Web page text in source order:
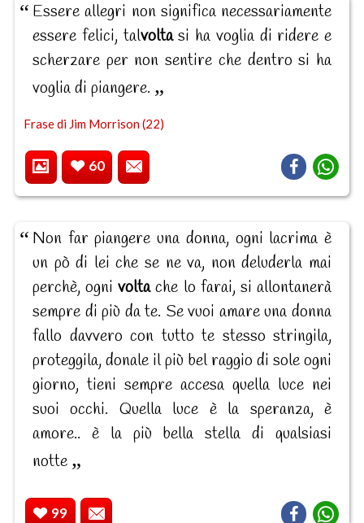
Essere allegri non significa necessariamente
essere felici, talvoltasi ha voglia di ridere e
scherzare per non sentire che dentro si ha
voglia di piangere.
Frase di Jim Morrison (22)
60
Non far piangere una donna, ogni lacrima è
un pò di lei che se ne va, non deluderla mai
perchè, ognivoltache lo farai, si allontanerà
sempre di più da te. Se vuoi amare una donna
fallo davvero con tutto te stesso stringila,
proteggila, donale il più bel raggio di sole ogni
giorno, tieni sempre accesa quella luce nei
suoi occhi. Quella luce è la speranza, è
amore.. è la più bella stella di qualsiasi
notte
99